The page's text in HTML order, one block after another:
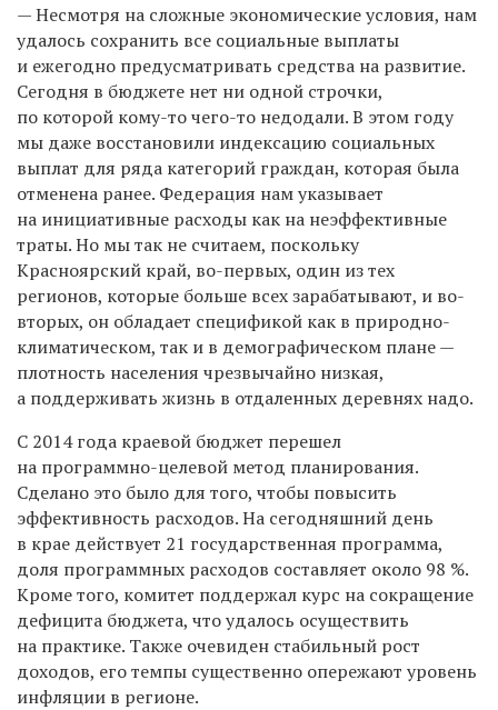
— Несмотря на сложные экономические условия, нам
удалось сохранить все социальные выплаты
и ежегодно предусматривать средства на развитие.
Сегодня в бюджете нет ни одной строчки,
по которой кому-то чего-то недодали. В этом году
мы даже восстановили индексацию социальных
выплат для ряда категорий граждан, которая была
отменена ранее. Федерация нам указывает
на инициативные расходы как на неэффективные
траты. Но мы так не считаем, поскольку
Красноярский край, во-первых, один из тех
регионов, которые больше всех зарабатывают, и во-
вторых, он обладает спецификой как в природно-
климатическом, так и в демографическом плане —
плотность населения чрезвычайно низкая,
а поддерживать жизнь в отдаленных деревнях надо.
С 2014 года краевой бюджет перешел
на программно-целевой метод планирования.
Сделано это было для того, чтобы повысить
эффективность расходов. На сегодняшний день
в крае действует 21 государственная программа,
доля программных расходов составляет около 98 %.
Кроме того, комитет поддержал курс на сокращение
дефицита бюджета, что удалось осуществить
на практике. Также очевиден стабильный рост
доходов, его темпы существенно опережают уровень
инфляции в регионе.